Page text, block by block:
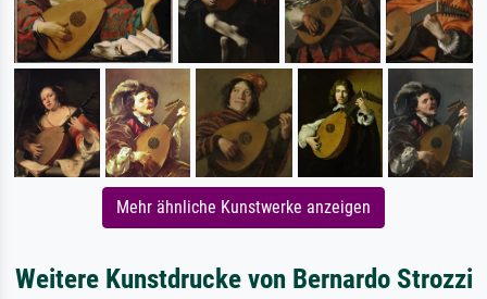
Mehr ähnliche Kunstwerke anzeigen
Weitere Kunstdrucke von Bernardo Strozzi